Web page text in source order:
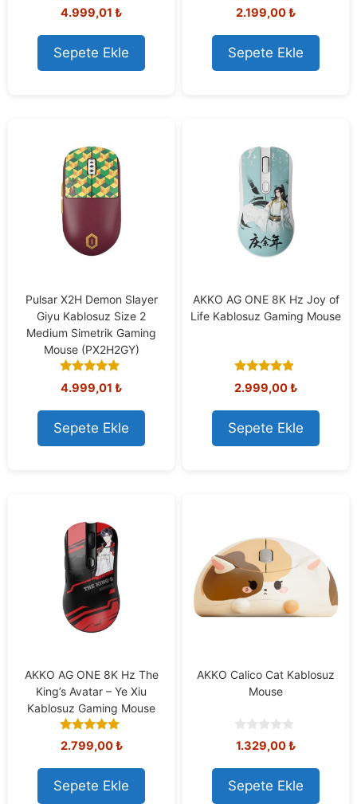
5.00
out of 5
4.999,01 ₺
Sepete Ekle
5.00
out of 5
2.199,00₺
Sepete Ekle
Pulsar X2H Demon Slayer
Giyu Kablosuz Size 2
Medium Simetrik Gaming
Mouse (PX2H2GY)
5.00
out of 5
4.999,01 ₺
Sepete Ekle
AKKO AG ONE 8K Hz Joy of
Life Kablosuz Gaming Mouse
4.71
out of 5
2.999,00₺
Sepete Ekle
AKKO AG ONE 8K Hz The
King’s Avatar – Ye Xiu
Kablosuz Gaming Mouse
4.83
out of 5
2.799,00₺
Sepete Ekle
AKKO Calico Cat Kablosuz
Mouse
0
o
u
t
o
1.329,00₺
Sepete Ekle